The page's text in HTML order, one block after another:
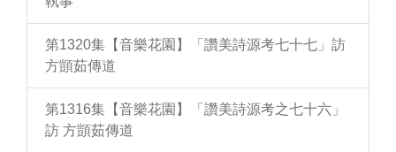
第1320集【音樂花園】「讚美詩源考七十七」訪
方顗茹傳道
第1316集【音樂花園】「讚美詩源考之七十六」
訪 方顗茹傳道